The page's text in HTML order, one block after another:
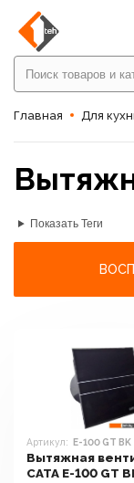
Главная Для
Показать Теги
Артикул: E-100 GT BK
Вытяжная
CATA E-100 GT